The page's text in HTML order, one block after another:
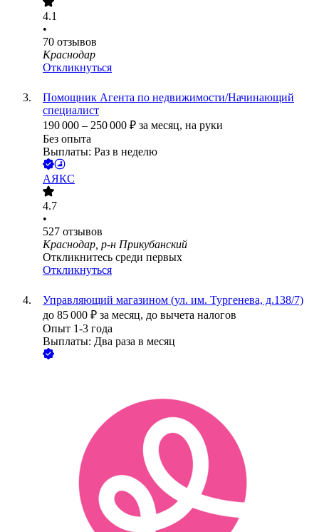
4.1
•
70 отзывов
Краснодар
Откликнуться
Помощник Агента по недвижимости/Начинающий
специалист
190 000 – 250 000 ₽ за месяц, на руки
Без опыта
Выплаты: Раз в неделю
АЯКС
4.7
•
527 отзывов
Краснодар, р-н Прикубанский
Откликнитесь среди первых
Откликнуться
Управляющий магазином (ул. им. Тургенева, д.138/7)
до 85 000 ₽ за месяц, до вычета налогов
Опыт 1-3 года
Выплаты: Два раза в месяц